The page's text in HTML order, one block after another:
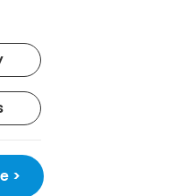
prawa
>